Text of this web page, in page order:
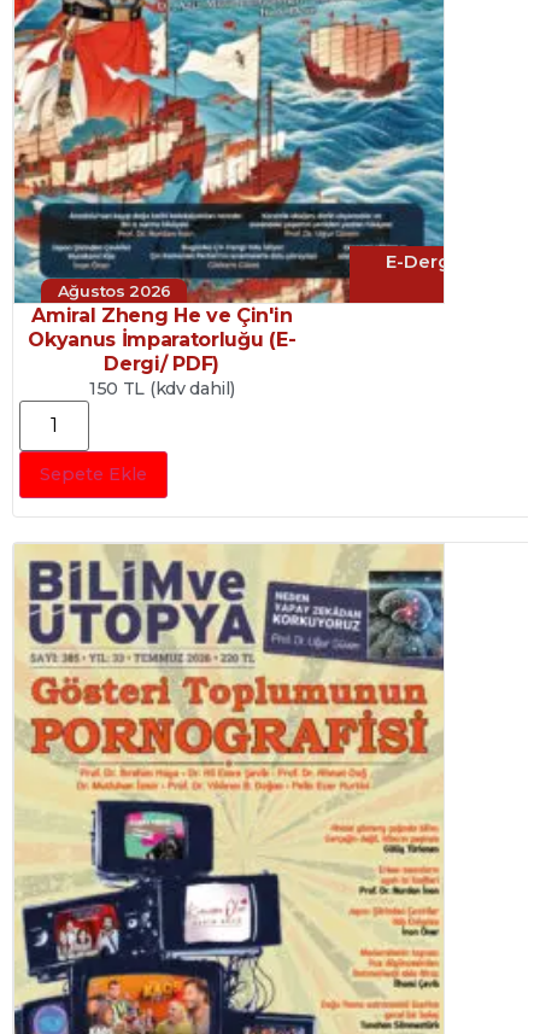
Ağustos 2026
E-Dergi
Amiral Zheng He ve Çin'in
Okyanus İmparatorluğu (E-
Dergi/ PDF)
150 TL (kdv dahil)
Sepete Ekle